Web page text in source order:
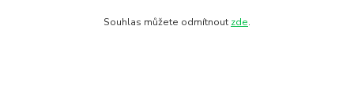
Souhlas můžete odmítnout zde.